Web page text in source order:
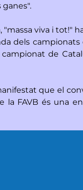
viva i tot!"
dels
de
que el
la FAVB és una